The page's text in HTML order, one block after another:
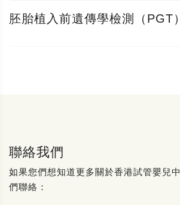
胚胎植入前遺傳學檢測（PGT）
聯絡我們
如果您們想知道更多關於香港試管嬰兒
們聯絡：